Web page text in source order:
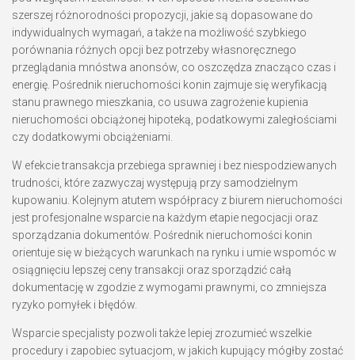
szerszej różnorodności propozycji, jakie są dopasowane do
indywidualnych wymagań, a także na możliwość szybkiego
porównania różnych opcji bez potrzeby własnoręcznego
przeglądania mnóstwa anonsów, co oszczędza znacząco czas i
energię. Pośrednik nieruchomości konin zajmuje się weryfikacją
stanu prawnego mieszkania, co usuwa zagrożenie kupienia
nieruchomości obciążonej hipoteką, podatkowymi zaległościami
czy dodatkowymi obciążeniami.
W efekcie transakcja przebiega sprawniej i bez niespodziewanych
trudności, które zazwyczaj występują przy samodzielnym
kupowaniu. Kolejnym atutem współpracy z biurem nieruchomości
jest profesjonalne wsparcie na każdym etapie negocjacji oraz
sporządzania dokumentów. Pośrednik nieruchomości konin
orientuje się w bieżących warunkach na rynku i umie wspomóc w
osiągnięciu lepszej ceny transakcji oraz sporządzić całą
dokumentację w zgodzie z wymogami prawnymi, co zmniejsza
ryzyko pomyłek i błędów.
Wsparcie specjalisty pozwoli także lepiej zrozumieć wszelkie
procedury i zapobiec sytuacjom, w jakich kupujący mógłby zostać